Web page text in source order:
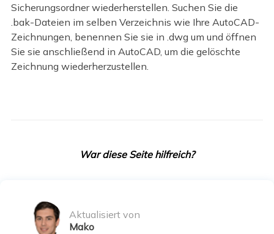
Sicherungsordner wiederherstellen. Suchen Sie die
.bak-Dateien im selben Verzeichnis wie Ihre AutoCAD-
Zeichnungen, benennen Sie sie in .dwg um und öffnen
Sie sie anschließend in AutoCAD, um die gelöschte
Zeichnung wiederherzustellen.
War diese Seite hilfreich?
Aktualisiert von
Mako